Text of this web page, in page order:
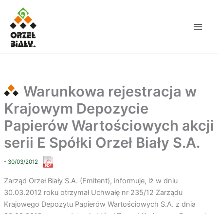
Przejdź
treści
Warunkowa rejestracja w
Krajowym Depozycie
Papierów Wartościowych akcji
serii E Spółki Orzeł Biały S.A.
- 30/03/2012
Zarząd Orzeł Biały S.A. (Emitent), informuje, iż w dniu
30.03.2012 roku otrzymał Uchwałę nr 235/12 Zarządu
Krajowego Depozytu Papierów Wartościowych S.A. z dnia